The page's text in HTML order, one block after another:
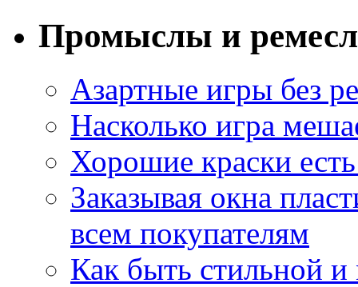
Промыслы и
Азартные игры без
Насколько игра
Хорошие краски
Заказывая окна
всем покупателям
Как быть стильной